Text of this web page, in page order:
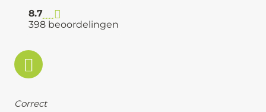
8.7
398 beoordelingen
Correct